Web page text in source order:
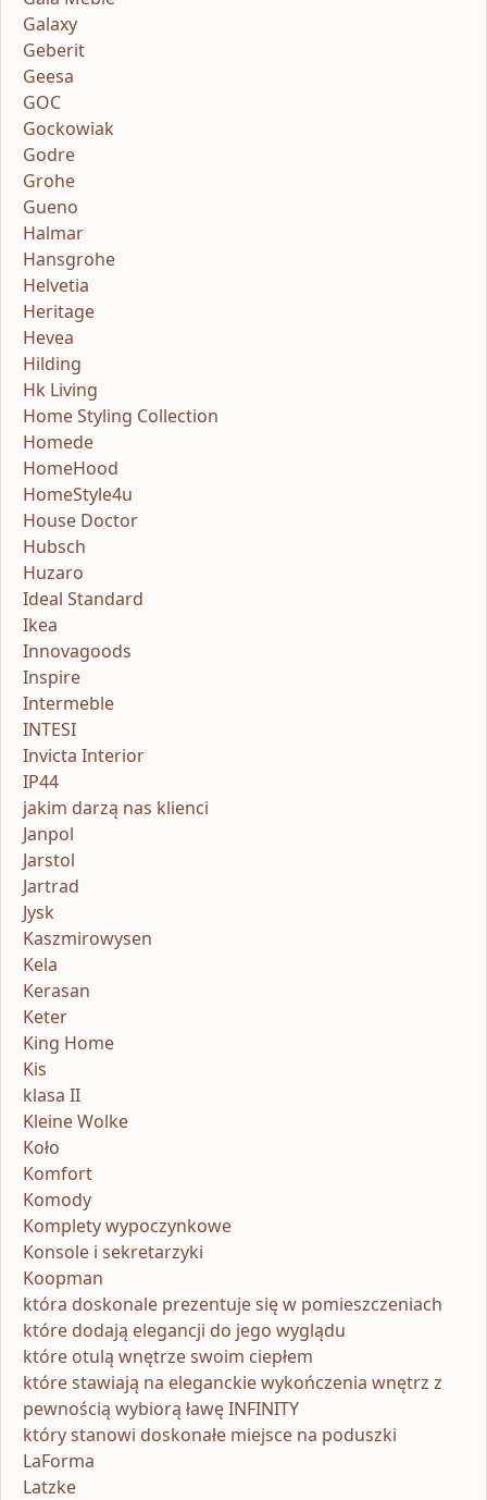
Galaxy
Geberit
Geesa
GOC
Gockowiak
Godre
Grohe
Gueno
Halmar
Hansgrohe
Helvetia
Heritage
Hevea
Hilding
Hk Living
Home Styling Collection
Homede
HomeHood
HomeStyle4u
House Doctor
Hubsch
Huzaro
Ideal Standard
Ikea
Innovagoods
Inspire
Intermeble
INTESI
Invicta Interior
IP44
jakim darzą nas klienci
Janpol
Jarstol
Jartrad
Jysk
Kaszmirowysen
Kela
Kerasan
Keter
King Home
Kis
klasa II
Kleine Wolke
Koło
Komfort
Komody
Komplety wypoczynkowe
Konsole i sekretarzyki
Koopman
która doskonale prezentuje się w pomieszczeniach
które dodają elegancji do jego wyglądu
które otulą wnętrze swoim ciepłem
które stawiają na eleganckie wykończenia wnętrz z
pewnością wybiorą ławę INFINITY
który stanowi doskonałe miejsce na poduszki
LaForma
Latzke